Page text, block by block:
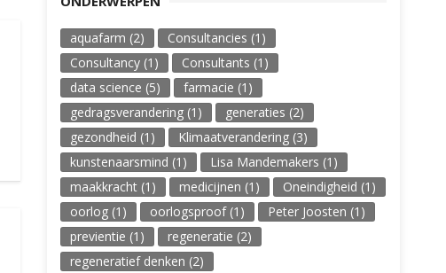
aquafarm (2) Consultancies (1)
Consultancy(1) Consultants (1)
data science (5) farmacie (1)
gedragsverandering(1) generaties (2)
gezondheid (1) Klimaatverandering(3)
kunstenaarsmind (1) Lisa Mandemakers (1)
maakkracht(1) medicijnen (1) Oneindigheid (1)
oorlog(1) oorlogsproof(1) Peter Joosten (1)
previentie (1) regeneratie (2)
regeneratief denken (2)